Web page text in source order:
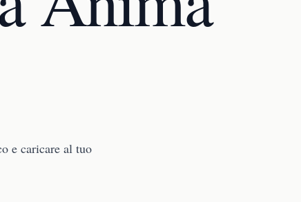
e caricare al tuo